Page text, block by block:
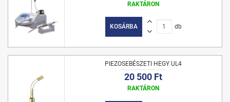
RAKTÁRON
KOSÁRBA db
PIEZOSEBÉSZETI HEGY UL4
20 500 Ft
RAKTÁRON